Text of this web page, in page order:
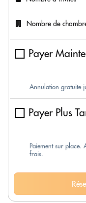
Nombre de
Payer
Annulation gratuite
Payer Plus
Paiement sur place.
frais.